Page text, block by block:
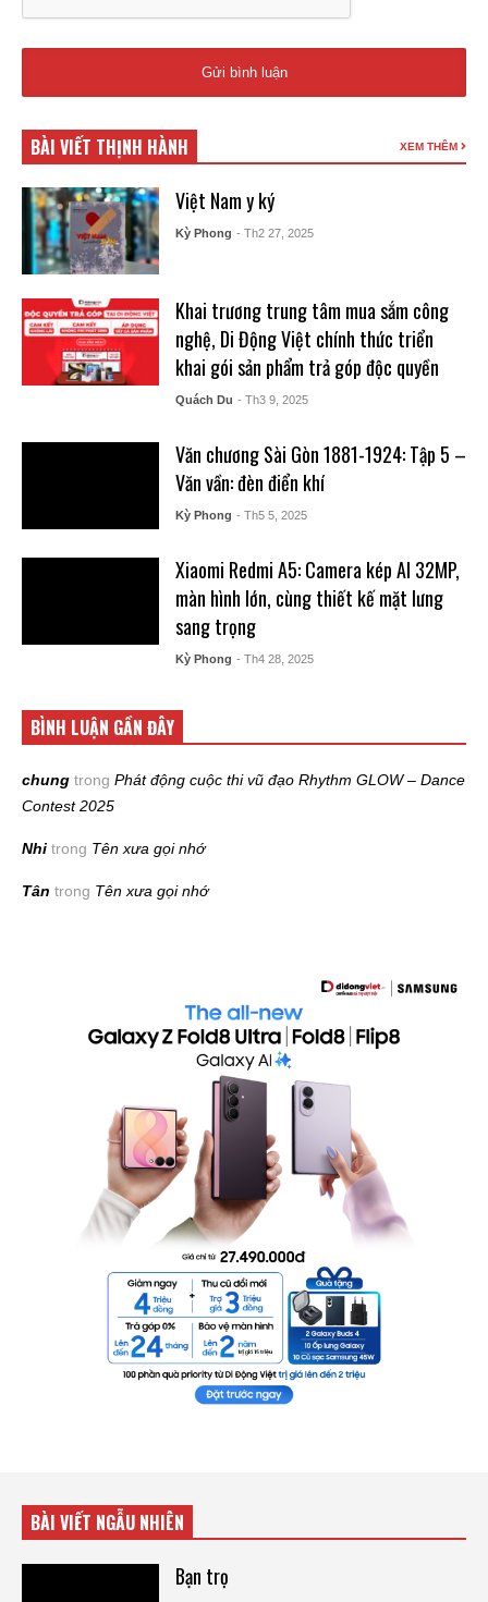
BÀI VIẾT THỊNH HÀNH XEM THÊM
Việt Nam y ký
Kỳ Phong - Th2 27, 2025
Khai trương trung tâm mua sắm công
nghệ, Di Động Việt chính thức triển
khai gói sản phẩm trả góp độc quyền
Quách Du - Th3 9, 2025
Văn chương Sài Gòn 1881-1924: Tập 5 –
Văn vần: đèn điển khí
Kỳ Phong - Th5 5, 2025
Xiaomi Redmi A5: Camera kép AI 32MP,
màn hình lớn, cùng thiết kế mặt lưng
sang trọng
Kỳ Phong - Th4 28, 2025
BÌNH LUẬN GẦN ĐÂY
chung trong Phát động cuộc thi vũ đạo Rhythm GLOW – Dance
Contest 2025
Nhi trong Tên xưa gọi nhớ
Tân trong Tên xưa gọi nhớ
BÀI VIẾT NGẪU NHIÊN
Bạn trọ